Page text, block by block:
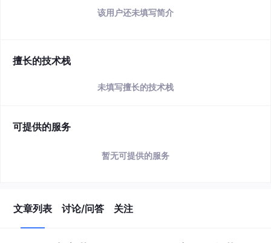
该用户还未填写简介
擅长的技术栈
未填写擅长的技术栈
可提供的服务
暂无可提供的服务
文章列表 讨论/问答 关注